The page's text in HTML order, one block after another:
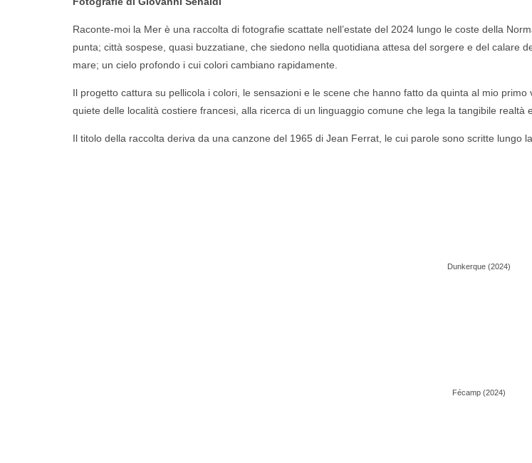
Raconte-moi la Mer è una raccolta di fotografie scattate nell’estate del 2024 lungo le coste della
punta; città sospese, quasi buzzatiane, che siedono nella quotidiana attesa del sorgere e del calare
mare; un cielo profondo i cui colori cambiano rapidamente.
Il progetto cattura su pellicola i colori, le sensazioni e le scene che hanno fatto da quinta al mio
quiete delle località costiere francesi, alla ricerca di un linguaggio comune che lega la tangibile realtà
Il titolo della raccolta deriva da una canzone del 1965 di Jean Ferrat, le cui parole sono scritte lungo
Dunkerque (2024)
Fécamp (2024)